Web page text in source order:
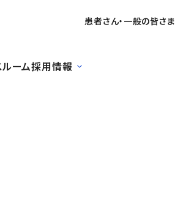
患者さん・一般の皆さま
ルーム採用情報